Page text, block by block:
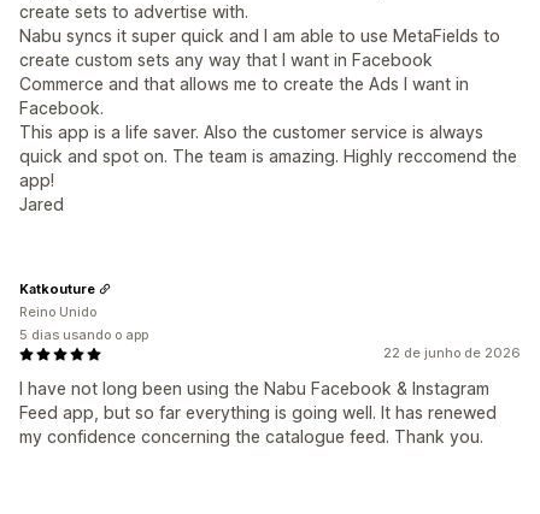
create sets to advertise with.
Nabu syncs it super quick and I am able to use MetaFields to
create custom sets any way that I want in Facebook
Commerce and that allows me to create the Ads I want in
Facebook.
This app is a life saver. Also the customer service is always
quick and spot on. The team is amazing. Highly reccomend the
app!
Jared
22 de junho de 2026
I have not long been using the Nabu Facebook & Instagram
Feed app, but so far everything is going well. It has renewed
my confidence concerning the catalogue feed. Thank you.
Katkouture
Reino Unido
5 dias usando o app